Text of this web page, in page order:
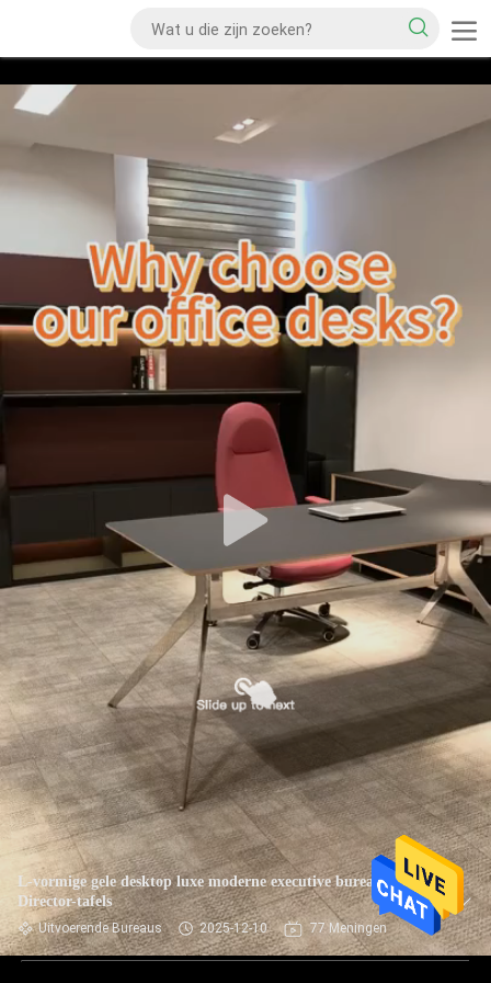
L-vormige gele desktop luxe moderne executive bureaus MFC
Director-tafels
Uitvoerende Bureaus 2025-12-10 77 Meningen